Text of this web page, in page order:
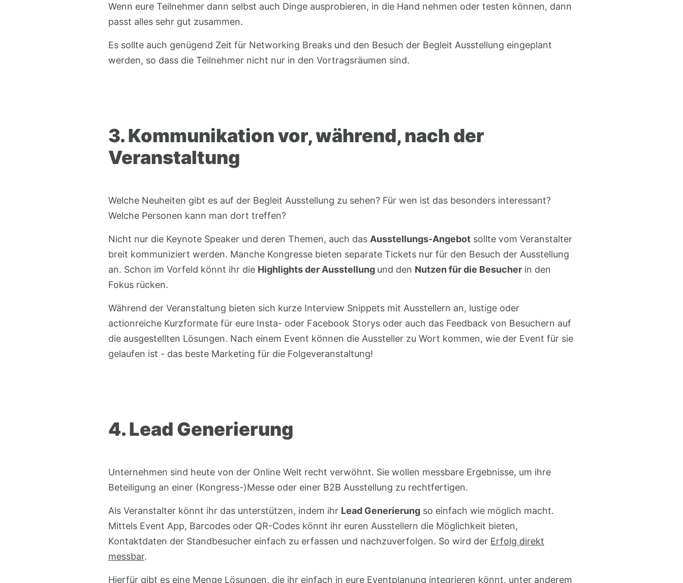
Wenn eure Teilnehmer dann selbst auch Dinge ausprobieren, in die Hand nehmen oder testen können, dann
passt alles sehr gut zusammen.
Es sollte auch genügend Zeit für Networking Breaks und den Besuch der Begleit Ausstellung eingeplant
werden, so dass die Teilnehmer nicht nur in den Vortragsräumen sind.
3. Kommunikation vor, während, nach der
Veranstaltung
Welche Neuheiten gibt es auf der Begleit Ausstellung zu sehen? Für wen ist das besonders interessant?
Welche Personen kann man dort treffen?
Nicht nur die Keynote Speaker und deren Themen, auch das Ausstellungs-Angebot sollte vom Veranstalter
breit kommuniziert werden. Manche Kongresse bieten separate Tickets nur für den Besuch der Ausstellung
an. Schon im Vorfeld könnt ihr die Highlights der Ausstellung und den Nutzen für die Besucher in den
Fokus rücken.
Während der Veranstaltung bieten sich kurze Interview Snippets mit Ausstellern an, lustige oder
actionreiche Kurzformate für eure Insta- oder Facebook Storys oder auch das Feedback von Besuchern auf
die ausgestellten Lösungen. Nach einem Event können die Aussteller zu Wort kommen, wie der Event für sie
gelaufen ist - das beste Marketing für die Folgeveranstaltung!
4. Lead Generierung
Unternehmen sind heute von der Online Welt recht verwöhnt. Sie wollen messbare Ergebnisse, um ihre
Beteiligung an einer (Kongress-)Messe oder einer B2B Ausstellung zu rechtfertigen.
Als Veranstalter könnt ihr das unterstützen, indem ihr Lead Generierung so einfach wie möglich macht.
Mittels Event App, Barcodes oder QR-Codes könnt ihr euren Ausstellern die Möglichkeit bieten,
Kontaktdaten der Standbesucher einfach zu erfassen und nachzuverfolgen. So wird der Erfolg direkt
messbar.
Hierfür gibt es eine Menge Lösungen, die ihr einfach in eure Eventplanung integrieren könnt, unter anderem